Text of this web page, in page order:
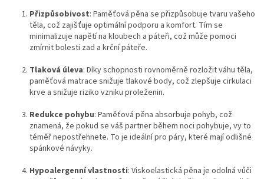
Přizpůsobivost: Paměťová pěna se přizpůsobuje tvaru vašeho
těla, což zajišťuje optimální podporu a komfort. Tím se
minimalizuje napětí na kloubech a páteři, což může pomoci
zmírnit bolesti zad a krční páteře.
Tlaková úleva: Díky schopnosti rovnoměrně rozložit váhu těla,
paměťová matrace snižuje tlakové body, což zlepšuje cirkulaci
krve a snižuje riziko vzniku proleženin.
Redukce pohybu: Paměťová pěna absorbuje pohyb, což
znamená, že pokud se váš partner během noci pohybuje, vy to
téměř nepostřehnete. To je ideální pro páry, které mají odlišné
spánkové návyky.
Hypoalergenní vlastnosti: Viskoelastická pěna je odolná vůči